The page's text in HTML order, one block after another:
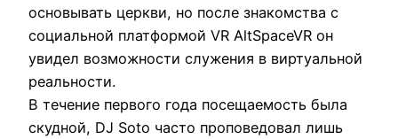
основывать церкви, но после знакомства с
социальной платформой VR AltSpaceVR он
увидел возможности служения в виртуальной
реальности.
В течение первого года посещаемость была
скудной, DJ Soto часто проповедовал лишь